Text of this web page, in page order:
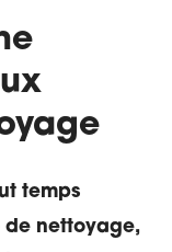
temps
de nettoyage,